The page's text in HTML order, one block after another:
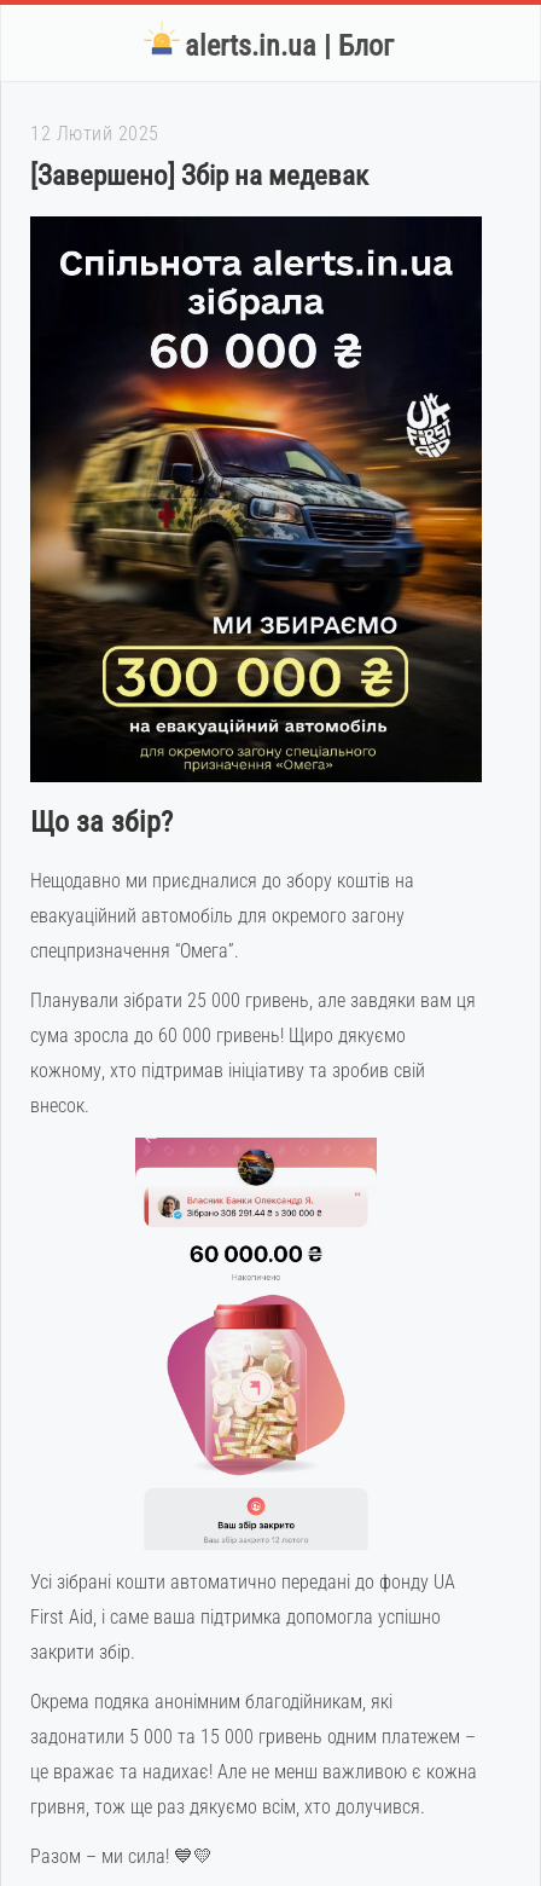
alerts.in.ua | Блог
12 Лютий 2025
[Завершено] Збір на медевак
Що за збір?
Нещодавно ми приєдналися до збору коштів на
евакуаційний автомобіль для окремого загону
спецпризначення “Омега”.
Планували зібрати 25 000 гривень, але завдяки вам ця
сума зросла до 60 000 гривень! Щиро дякуємо
кожному, хто підтримав ініціативу та зробив свій
внесок.
Усі зібрані кошти автоматично передані до фонду UA
First Aid, і саме ваша підтримка допомогла успішно
закрити збір.
Окрема подяка анонімним благодійникам, які
задонатили 5 000 та 15 000 гривень одним платежем –
це вражає та надихає! Але не менш важливою є кожна
гривня, тож ще раз дякуємо всім, хто долучився.
Разом – ми сила! 💙💛